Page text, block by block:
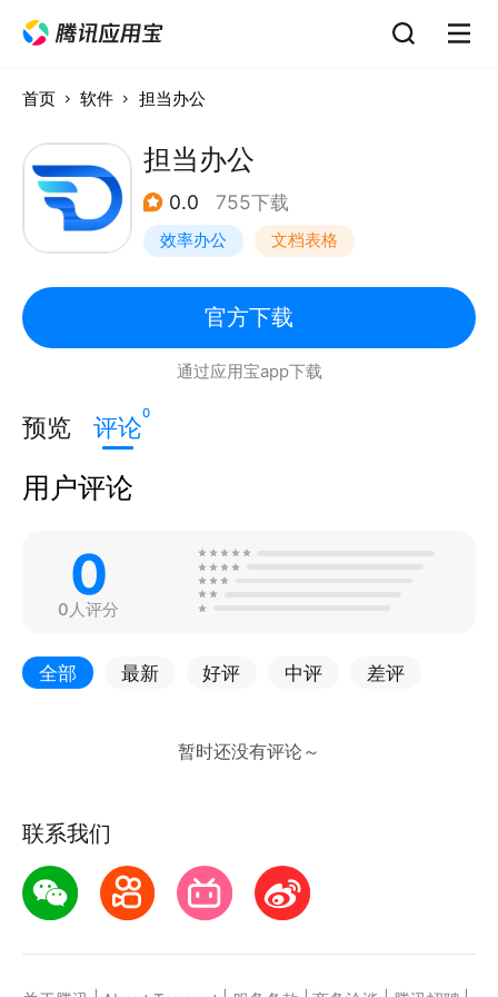
首页 软件 担当办公
担当办公
0.0 755下载
效率办公 文档表格
日程管理
官方下载
通过应用宝app下载
预览 评论0
用户评论
0
0人评分
全部 最新 好评 中评 差评
联系我们